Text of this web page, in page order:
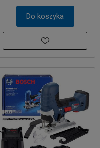
Do koszyka